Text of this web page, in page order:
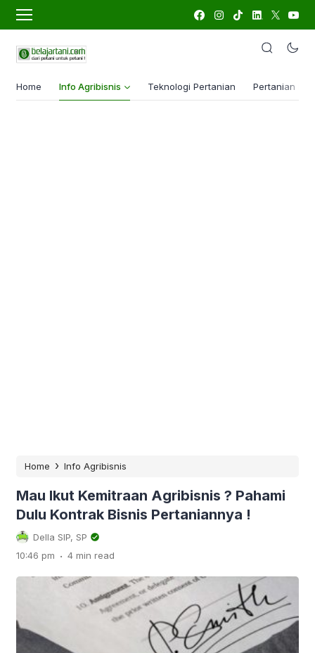
Home Info Agribisnis Teknologi Pertanian Pertanian
Home › Info Agribisnis
Mau Ikut Kemitraan Agribisnis ? Pahami
Dulu Kontrak Bisnis Pertaniannya !
Della SIP, SP
10:46 pm . 4 min read